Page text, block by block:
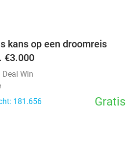
kans op een droomreis
€3.000
Win
181.656
Gratis